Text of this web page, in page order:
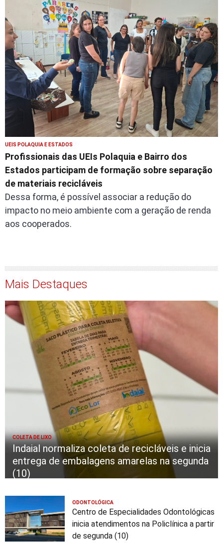
UEIS POLAQUIA E ESTADOS
Profissionais das UEIs Polaquia e Bairro dos
Estados participam de formação sobre separação
de materiais recicláveis
Dessa forma, é possível associar a redução do
impacto no meio ambiente com a geração de renda
aos cooperados.
Mais Destaques
COLETA DE LIXO
Indaial normaliza coleta de recicláveis e inicia
entrega de embalagens amarelas na segunda
(10)
ODONTOLÓGICA
Centro de Especialidades Odontológicas
inicia atendimentos na Policlínica a partir
de segunda (10)